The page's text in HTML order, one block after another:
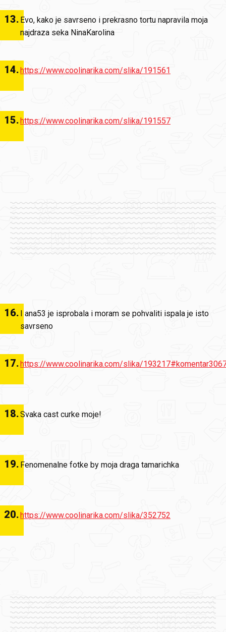
13. Evo, kako je savrseno i prekrasno tortu napravila moja
najdraza seka NinaKarolina
14.https://www.coolinarika.com/slika/191561
15.https://www.coolinarika.com/slika/191557
16. I ana53 je isprobala i moram se pohvaliti ispala je isto
savrseno
17.https://www.coolinarika.com/slika/
18.Svaka cast curke moje!
19. Fenomenalne fotke by moja draga tamarichka
20.https://www.coolinarika.com/slika/352752